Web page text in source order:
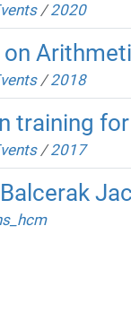
/2020
/2018
training
/2017